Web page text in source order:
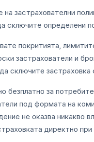
застрахователни
сключите определени
покритията,
застрахователи и
застраховка
безплатно за
под формата на
не оказва никакво
директно при